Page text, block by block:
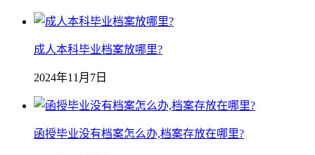
成人本科毕业档案放哪里?
2024年11月7日
函授毕业没有档案怎么办,档案存放在哪里?